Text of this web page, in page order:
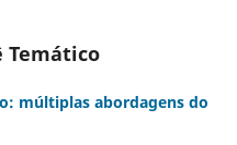
Temático
múltiplas abordagens do